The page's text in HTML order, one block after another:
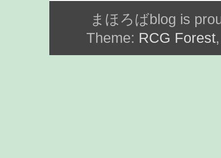
まほろばblog is
Theme: RCG Forest